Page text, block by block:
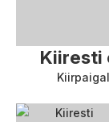
Kiiresti